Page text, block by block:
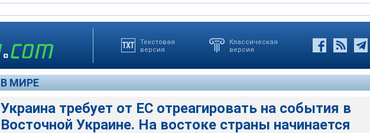
Текстовая
версия
Классическая
версия
В МИРЕ
Украина требует от ЕС отреагировать на события в
Восточной Украине. На востоке страны начинается
"Мы должны положить конец этим событиям", - сказал Соболев на сессии ассамблеи,
И.о. министра иностранных дел Украины Андрей Дещица заявил сегодня на
Как подчеркнул украинский парламентарий, нынешние события в восточной Украине